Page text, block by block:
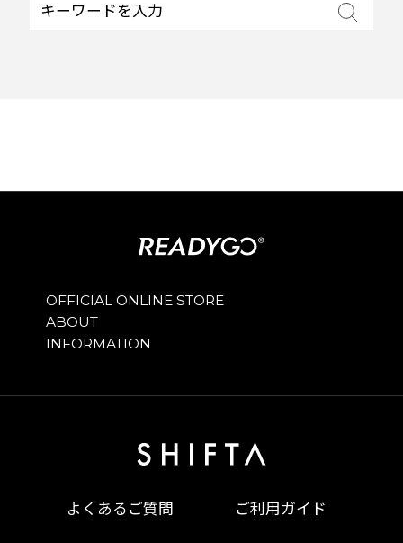
OFFICIAL ONLINE STORE
ABOUT
INFORMATION
よくあるご質問 ご利用ガイド